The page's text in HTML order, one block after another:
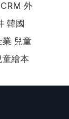
外
韓國
業 兒童
繪本